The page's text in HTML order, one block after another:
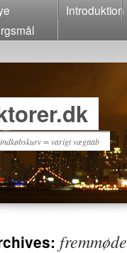
Introduktion
= varigt vægttab
fremmøde